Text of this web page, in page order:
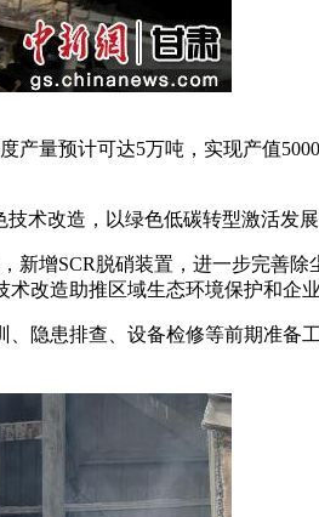
量预计可达5万吨，实现产值
术改造，以绿色低碳转型激活发展
增SCR脱硝装置，进一步完善除
改造助推区域生态环境保护和企
隐患排查、设备检修等前期准备